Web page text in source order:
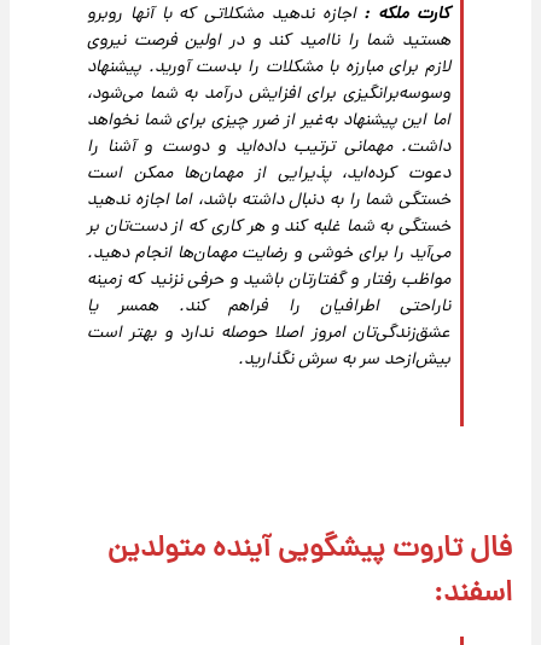
کارت ملکه : اجازه ندهید مشکلاتی که با آنها روبرو
هستید شما را ناامید کند و در اولین فرصت نیروی
لازم برای مبارزه با مشکلات را بدست آورید. پیشنهاد
وسوسه‌برانگیزی برای افزایش درآمد به شما می‌شود،
اما این پیشنهاد به‌غیر از ضرر چیزی برای شما نخواهد
داشت. مهمانی ترتیب داده‌اید و دوست و آشنا را
دعوت کرده‌اید، پذیرایی از مهمان‌ها ممکن است
خستگی شما را به دنبال داشته باشد، اما اجازه ندهید
خستگی به شما غلبه کند و هر کاری که از دست‌تان بر
می‌آید را برای خوشی و رضایت مهمان‌ها انجام دهید.
مواظب رفتار و گفتارتان باشید و حرفی نزنید که زمینه
ناراحتی اطرافیان را فراهم کند. همسر یا
عشق‌زندگی‌تان امروز اصلا حوصله ندارد و بهتر است
بیش‌از‌حد سر به سرش نگذارید.
فال تاروت پیشگویی آینده متولدین
اسفند: